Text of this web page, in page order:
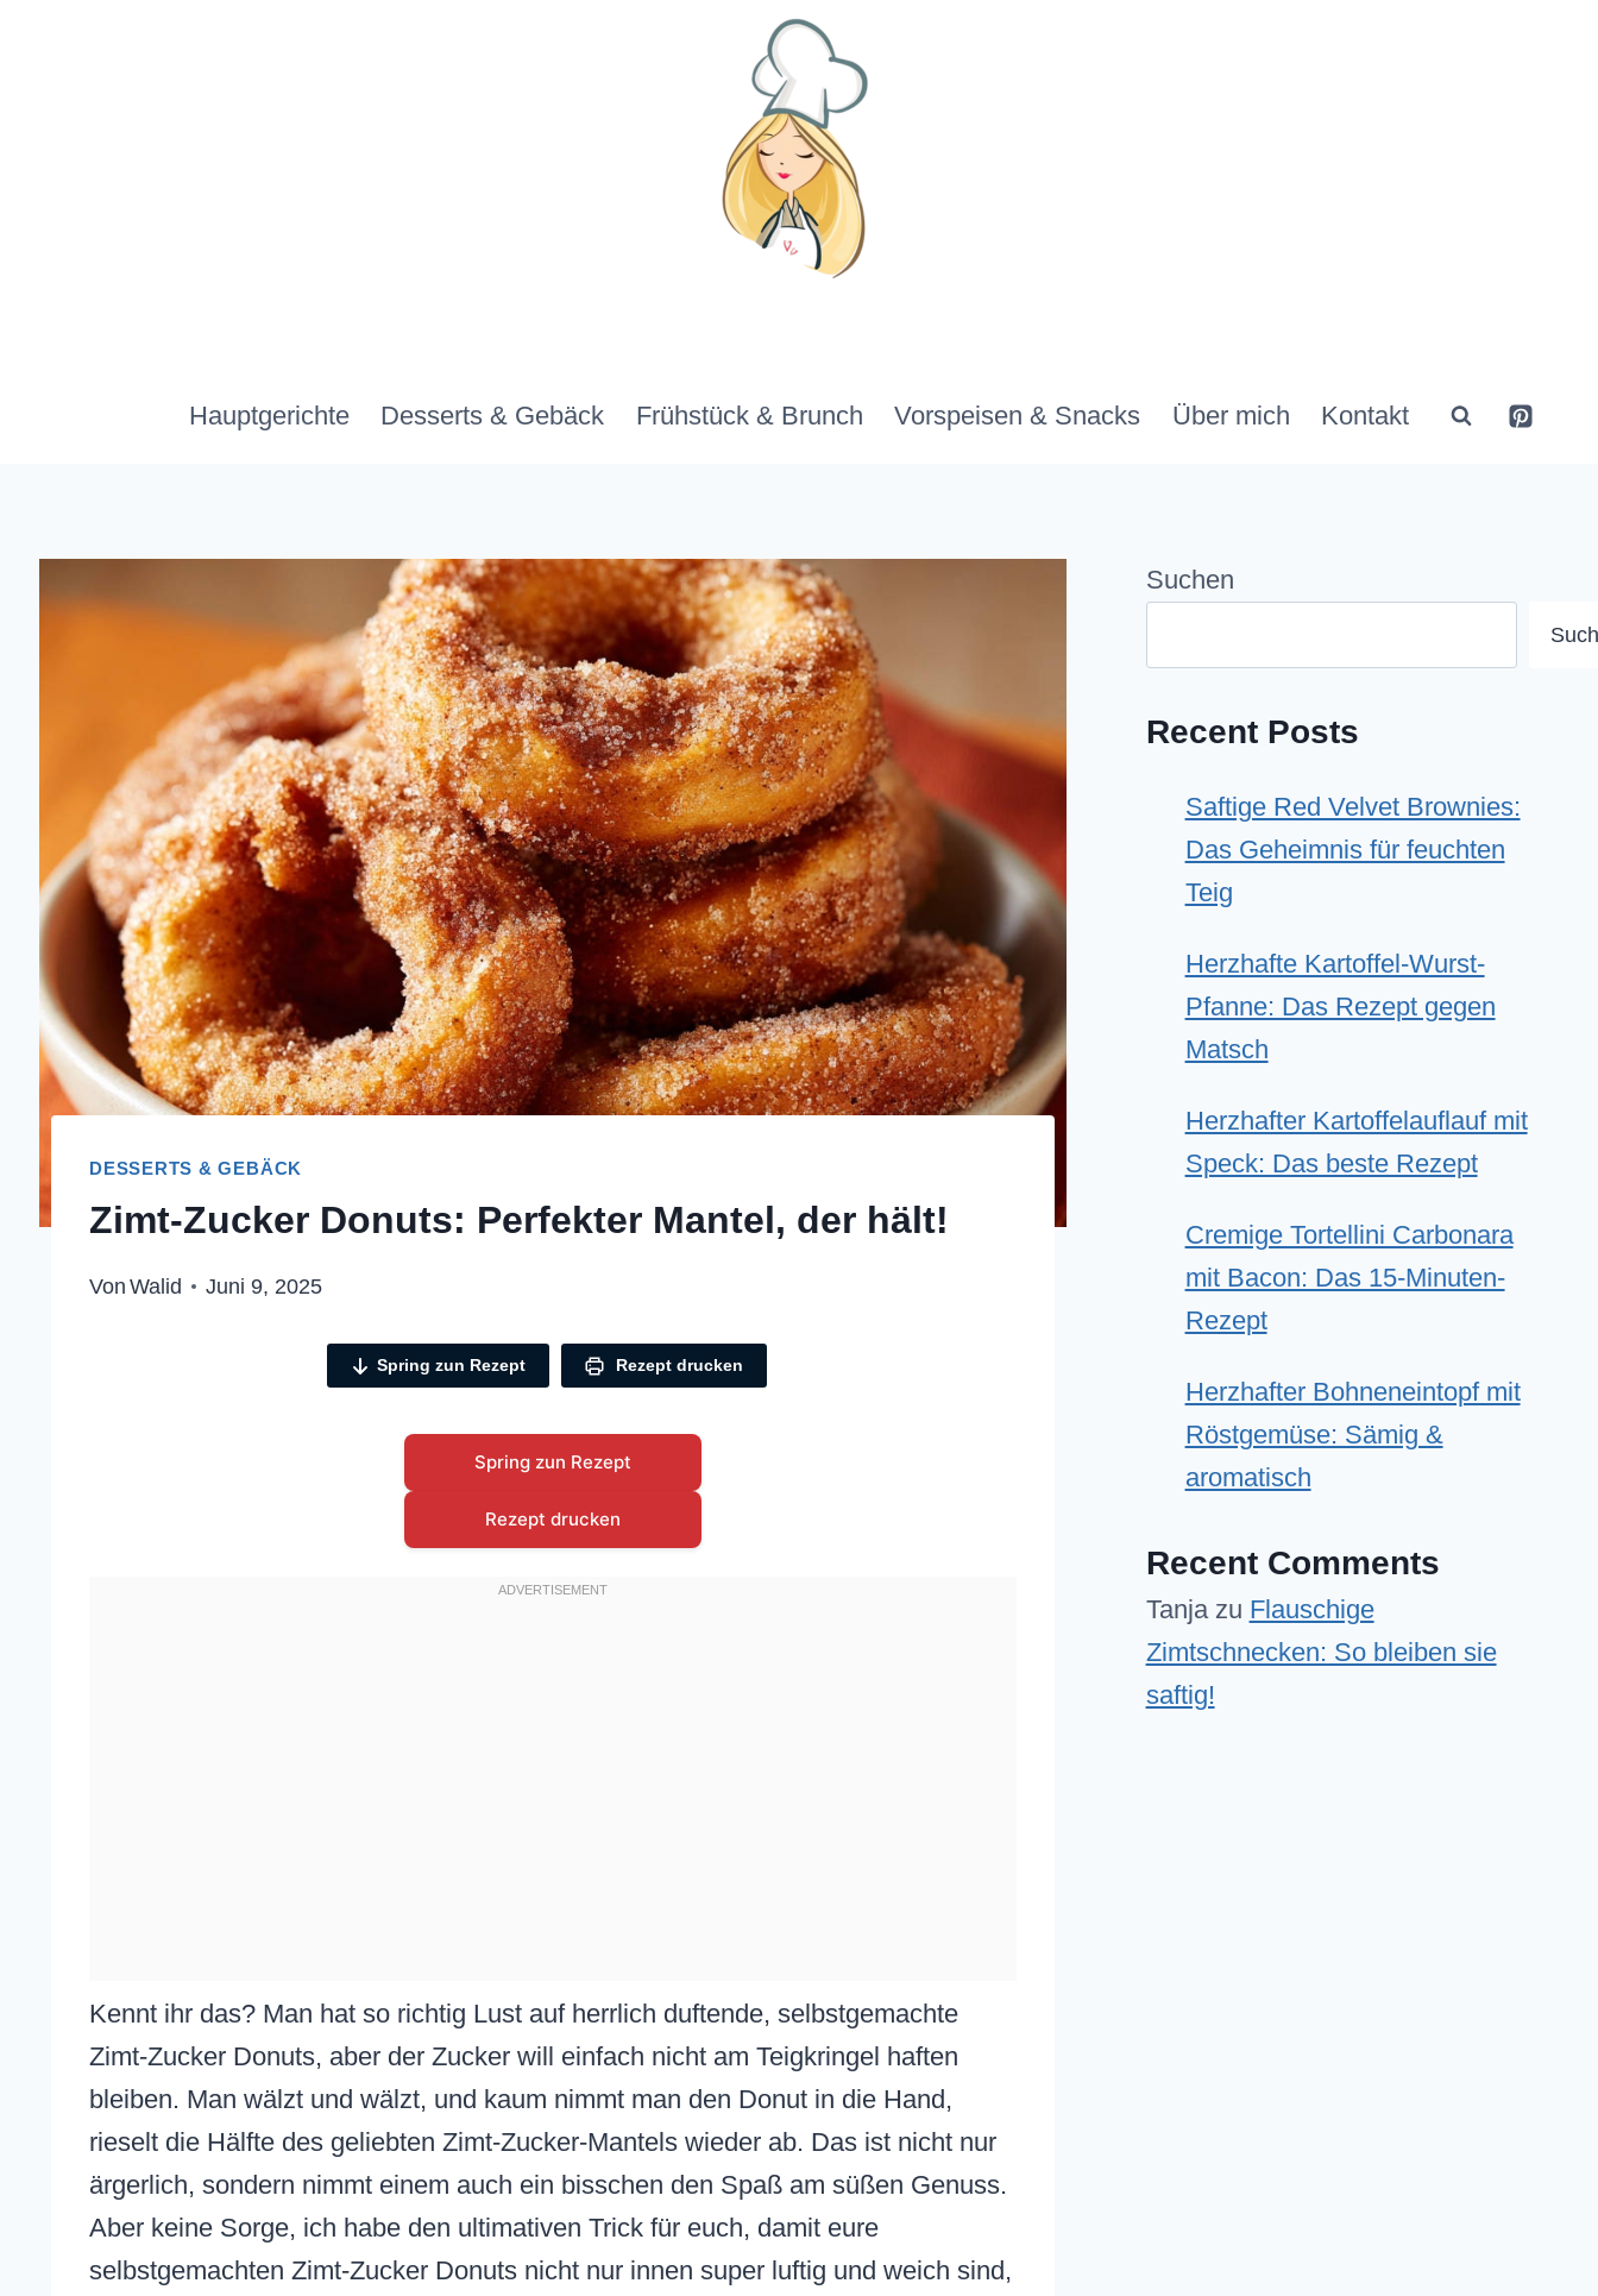
Hauptgerichte Desserts & Gebäck Frühstück & Brunch Vorspeisen & Snacks Über mich Kontakt
DESSERTS & GEBÄCK
Zimt-Zucker Donuts: Perfekter Mantel, der hält!
Von Walid Juni 9, 2025
Spring zun Rezept Rezept drucken
Spring zun Rezept
Rezept drucken
Kennt ihr das? Man hat so richtig Lust auf herrlich duftende, selbstgemachte
Zimt-Zucker Donuts, aber der Zucker will einfach nicht am Teigkringel haften
bleiben. Man wälzt und wälzt, und kaum nimmt man den Donut in die Hand,
rieselt die Hälfte des geliebten Zimt-Zucker-Mantels wieder ab. Das ist nicht nur
ärgerlich, sondern nimmt einem auch ein bisschen den Spaß am süßen Genuss.
Aber keine Sorge, ich habe den ultimativen Trick für euch, damit eure
selbstgemachten Zimt-Zucker Donuts nicht nur innen super luftig und weich sind,
Suchen
Recent Posts
Saftige Red Velvet Brownies:
Das Geheimnis für feuchten
Teig
Herzhafte Kartoffel-Wurst-
Pfanne: Das Rezept gegen
Matsch
Herzhafter Kartoffelauflauf mit
Speck: Das beste Rezept
Cremige Tortellini Carbonara
mit Bacon: Das 15-Minuten-
Rezept
Herzhafter Bohneneintopf mit
Röstgemüse: Sämig &
aromatisch
Recent Comments
Tanjazu Flauschige
Zimtschnecken: So bleiben sie
saftig!